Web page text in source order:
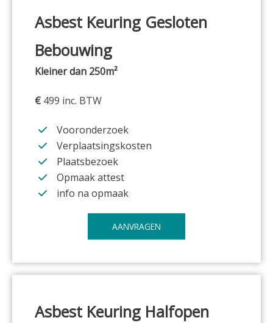
Asbest Keuring Gesloten
Bebouwing
Kleiner dan 250m²
€ 499 inc. BTW
Vooronderzoek
Verplaatsingskosten
Plaatsbezoek
Opmaak attest
info na opmaak
AANVRAGEN
Asbest Keuring Halfopen